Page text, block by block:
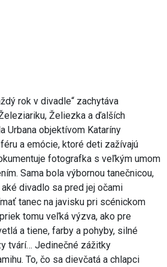
rok v divadle“ zachytáva
Želiezka a ďalších
Urbana objektívom Kataríny
a emócie, ktoré deti zažívajú
fotografka s veľkým umom
Sama bola výbornou tanečnicou,
divadlo sa pred jej očami
tanec na javisku pri scénickom
tomu veľká výzva, ako pre
a tiene, farby a pohyby, silné
tvárí… Jedinečné zážitky
To, čo sa dievčatá a chlapci